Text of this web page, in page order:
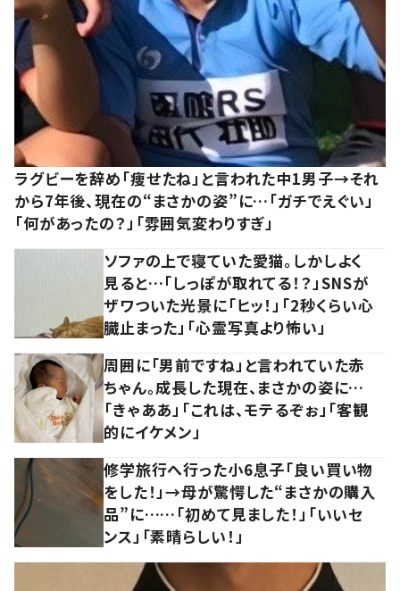
ラグビーを辞め「痩せたね」と言われた中1男子→それ
から7年後、現在の“まさかの姿”に…「ガチでえぐい」
「何があったの？」「雰囲気変わりすぎ」
ソファの上で寝ていた愛猫。しかしよく
見ると…「しっぽが取れてる！？」SNSが
ザワついた光景に「ヒッ！」「2秒くらい心
臓止まった」「心霊写真より怖い」
周囲に「男前ですね」と言われていた赤
ちゃん。成長した現在、まさかの姿に…
「きゃああ」「これは、モテるぞぉ」「客観
的にイケメン」
修学旅行へ行った小6息子「良い買い物
をした！」→母が驚愕した“まさかの購入
品”に……「初めて見ました！」「いいセ
ンス」「素晴らしい！」